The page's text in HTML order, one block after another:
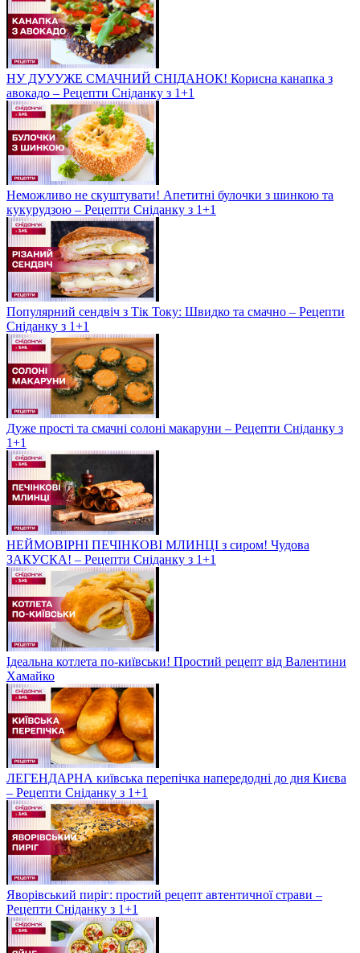
НУ ДУУУЖЕ СМАЧНИЙ СНІДАНОК! Корисна канапка з
авокадо – Рецепти Сніданку з 1+1
Неможливо не скуштувати! Апетитні булочки з шинкою та
кукурудзою – Рецепти Сніданку з 1+1
Популярний сендвіч з Тік Току: Швидко та смачно – Рецепти
Сніданку з 1+1
Дуже прості та смачні солоні макаруни – Рецепти Сніданку з
1+1
НЕЙМОВІРНІ ПЕЧІНКОВІ МЛИНЦІ з сиром! Чудова
ЗАКУСКА! – Рецепти Сніданку з 1+1
Ідеальна котлета по-київськи! Простий рецепт від Валентини
Хамайко
ЛЕГЕНДАРНА київська перепічка напередодні до дня Києва
– Рецепти Сніданку з 1+1
Яворівський пиріг: простий рецепт автентичної страви –
Рецепти Сніданку з 1+1